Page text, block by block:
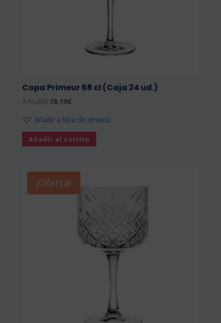
Copa Primeur 68 cl (Caja 24 ud.)
170,22€ El
original
era:
170,22€.
78,19€El
actual
es:
78,19€.
Añadir a lista de deseos
Añadir al carrito
¡Oferta!